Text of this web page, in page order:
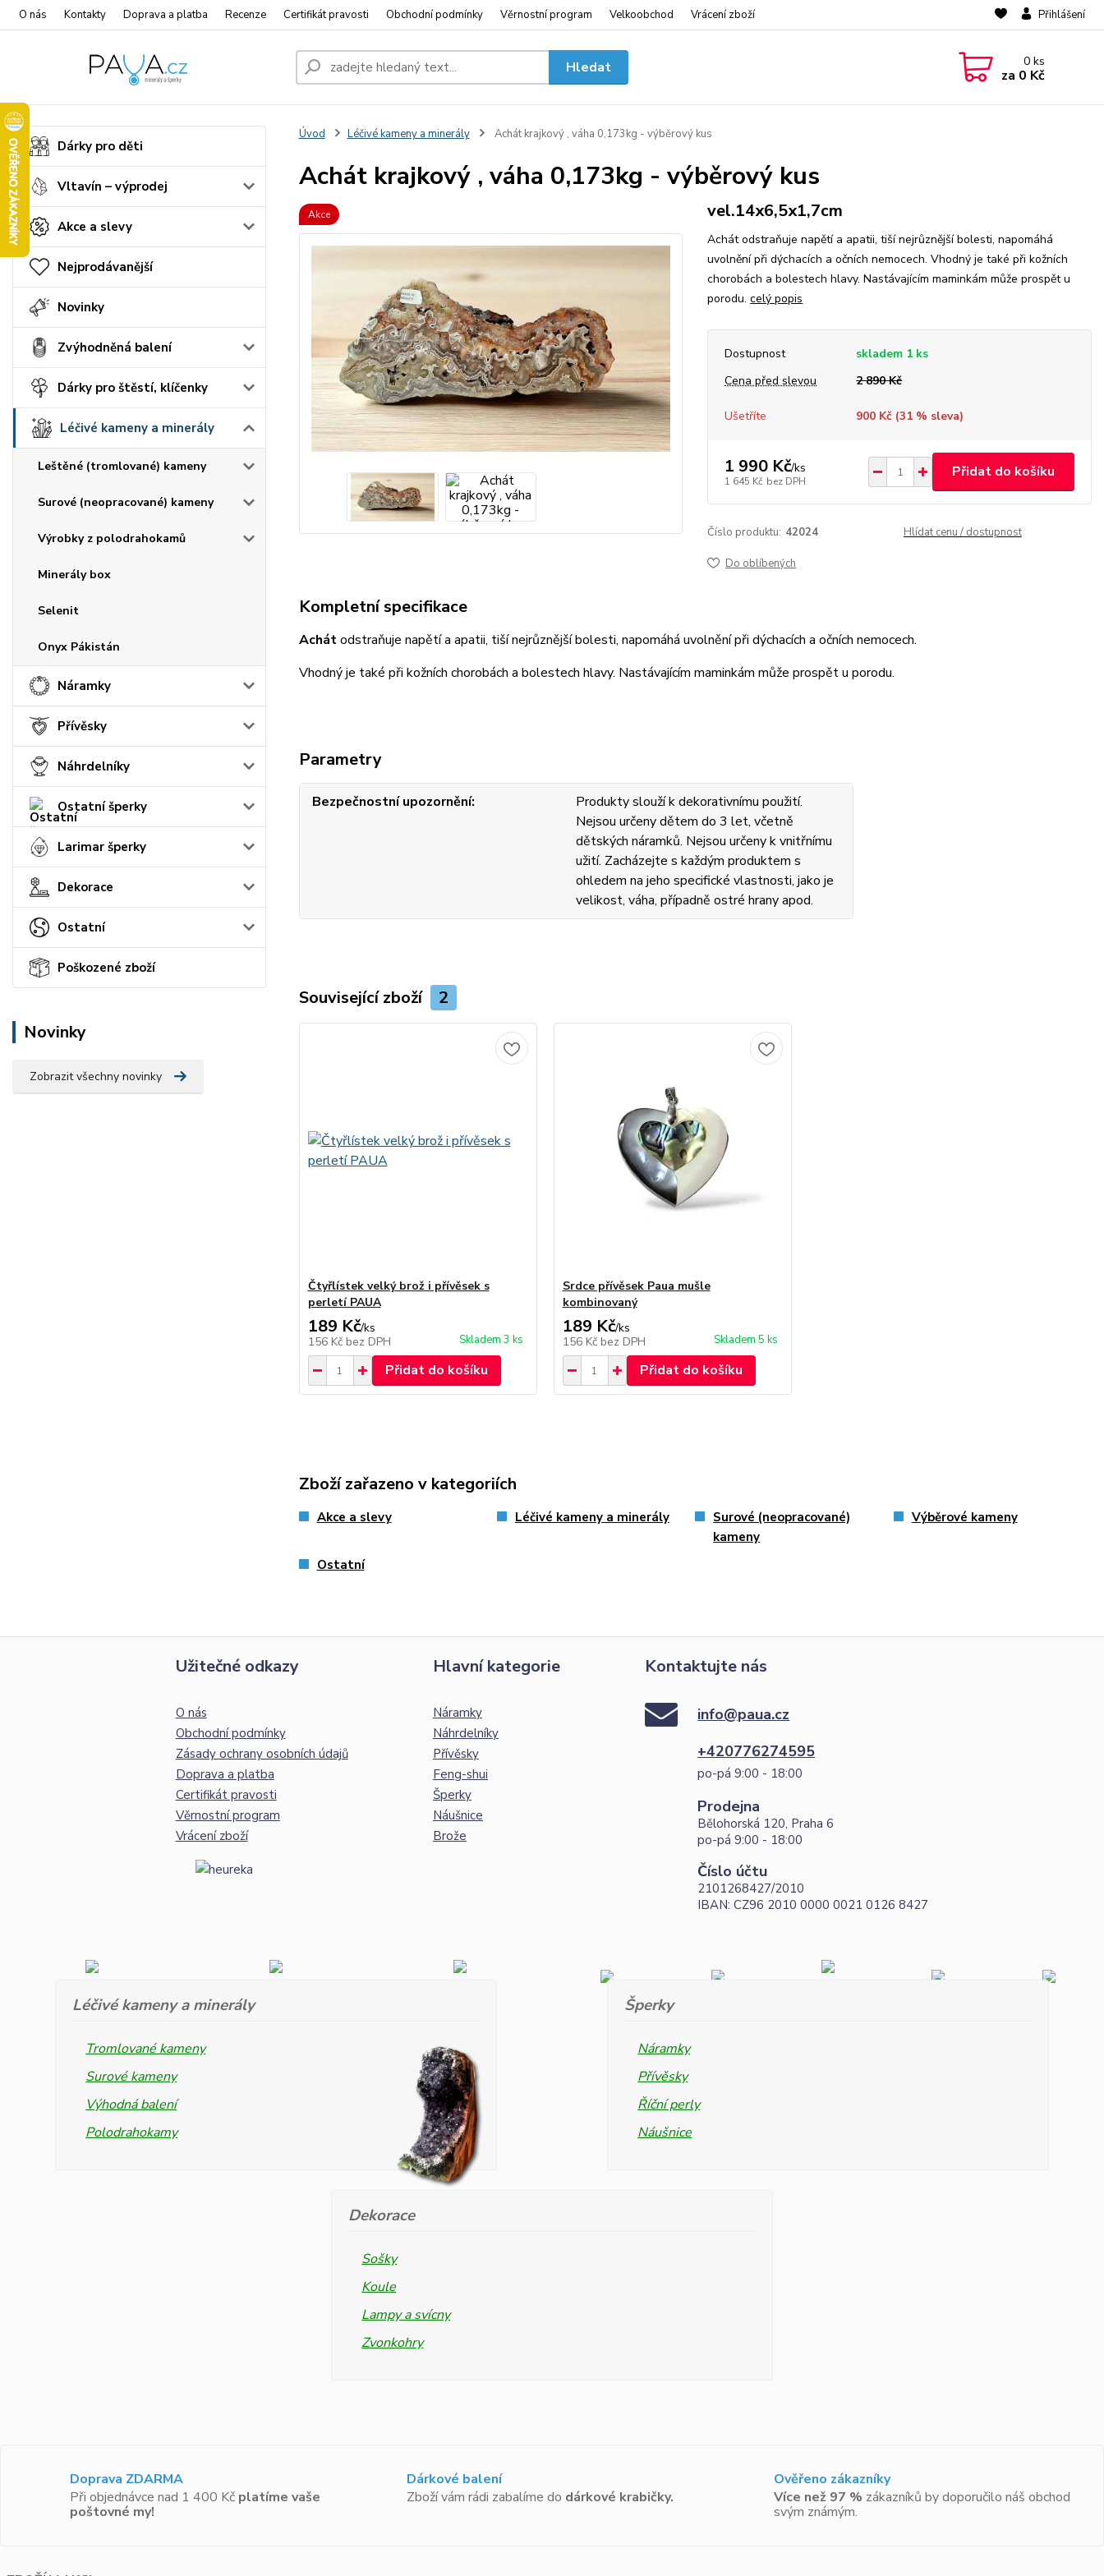
O nás Kontakty Doprava a platba Recenze Certifikát pravosti Obchodní podmínky Věrnostní program Velkoobchod Vrácení zboží Přihlášení
Hledat 0 ks
za 0 Kč
Dárky pro děti
Vltavín – výprodej
Akce a slevy
Nejprodávanější
Novinky
Zvýhodněná balení
Dárky pro štěstí, klíčenky
Léčivé kameny a minerály
Leštěné (tromlované) kameny
Surové (neopracované) kameny
Výrobky z polodrahokamů
Minerály box
Selenit
Onyx Pákistán
Náramky
Přívěsky
Náhrdelníky
Ostatní šperky
Larimar šperky
Dekorace
Ostatní
Poškozené zboží
Novinky
Zobrazit všechny novinky
Úvod Léčivé kameny a minerály Achát krajkový , váha 0,173kg - výběrový kus
Achát krajkový , váha 0,173kg - výběrový kus
Akce vel.14x6,5x1,7cm
Achát odstraňuje napětí a apatii, tiší nejrůznější bolesti, napomáhá
uvolnění při dýchacích a očních nemocech. Vhodný je také při kožních
chorobách a bolestech hlavy. Nastávajícím maminkám může prospět u
porodu.celý popis
Dostupnost
skladem 1 ks
Cena před slevou
2 890 Kč
Ušetříte 900 Kč (31 % sleva)
1 990 Kč/ks
1 645 Kč bez DPH
Přidat do košíku
Číslo produktu: 42024 Hlídat cenu / dostupnost
Do oblíbených
Kompletní specifikace
Achátodstraňuje napětí a apatii, tiší nejrůznější bolesti, napomáhá uvolnění při dýchacích a očních nemocech.
Vhodný je také při kožních chorobách a bolestech hlavy. Nastávajícím maminkám může prospět u porodu.
Parametry
Bezpečnostní upozornění
Produkty slouží k dekorativnímu použití.
Nejsou určeny dětem do 3 let, včetně
dětských náramků. Nejsou určeny k vnitřnímu
užití. Zacházejte s každým produktem s
ohledem na jeho specifické vlastnosti, jako je
velikost, váha, případně ostré hrany apod.
Související zboží 2
Čtyřlístek velký brož i přívěsek s
perletí PAUA
189 Kč/ks
156 Kč bez DPH Skladem 3 ks
Přidat do košíku
Srdce přívěsek Paua mušle
kombinovaný
189 Kč/ks
156 Kč bez DPH Skladem 5 ks
Přidat do košíku
Zboží zařazeno v kategoriích
Akce a slevy Léčivé kameny a minerály
Surové (neopracované)
kameny
Výběrové kameny
Ostatní
Užitečné odkazy
O nás
Obchodní podmínky
Zásady ochrany osobních údajů
Doprava a platba
Certifikát pravosti
Věrnostní program
Vrácení zboží
Hlavní kategorie
Náramky
Náhrdelníky
Přívěsky
Feng-shui
Šperky
Náušnice
Brože
Kontaktujte nás
info@paua.cz
+420776274595
po-pá 9:00 - 18:00
Prodejna
Bělohorská 120, Praha 6
po-pá 9:00 - 18:00
Číslo účtu
2101268427/2010
IBAN: CZ96 2010 0000 0021 0126 8427
Léčivé kameny a minerály
Tromlované kameny
Surové kameny
Výhodná balení
Polodrahokamy
Šperky
Náramky
Přívěsky
Říční perly
Náušnice
Dekorace
Sošky
Koule
Lampy a svícny
Zvonkohry
Doprava ZDARMA
Při objednávce nad 1 400 Kč platíme vaše
poštovné my!
Dárkové balení
Zboží vám rádi zabalíme do dárkové krabičky.
Ověřeno zákazníky
Více než 97 % zákazníků by doporučilo náš obchod
svým známým.